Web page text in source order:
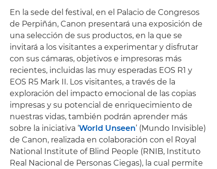
En la sede del festival, en el Palacio de Congresos
de Perpiñán, Canon presentará una exposición de
una selección de sus productos, en la que se
invitará a los visitantes a experimentar y disfrutar
con sus cámaras, objetivos e impresoras más
recientes, incluidas las muy esperadas EOS R1 y
EOS R5 Mark II. Los visitantes, a través de la
exploración del impacto emocional de las copias
impresas y su potencial de enriquecimiento de
nuestras vidas, también podrán aprender más
sobre la iniciativa ‘World Unseen’ (Mundo Invisible)
de Canon, realizada en colaboración con el Royal
National Institute of Blind People (RNIB, Instituto
Real Nacional de Personas Ciegas), la cual permite